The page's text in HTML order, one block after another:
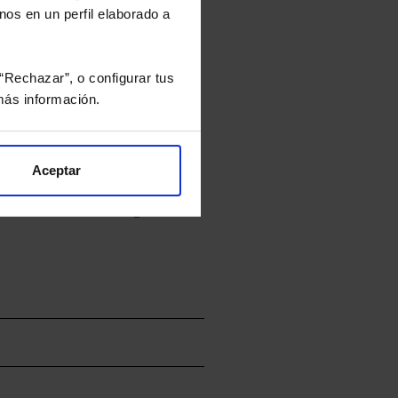
en un perfil elaborado a
o configurar tus
información.
Aceptar
de Valor Liquidativo de la sesión
en la divisa Euro.